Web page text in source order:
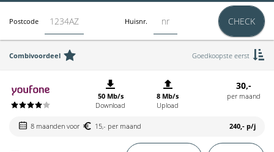
Postcode Huisnr. CHECK
Combivoordeel Goedkoopste eerst
50 Mb/s
Download
8 Mb/s
Upload
30,-
per maand
8 maanden voor 15,- per maand 240,- p/j